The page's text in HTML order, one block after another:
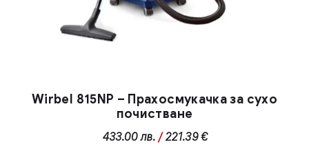
Wirbel 815NP – Прахосмукачка за сухо
почистване
433.00лв. /221.39 €